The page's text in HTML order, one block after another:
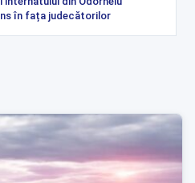
în fața judecătorilor